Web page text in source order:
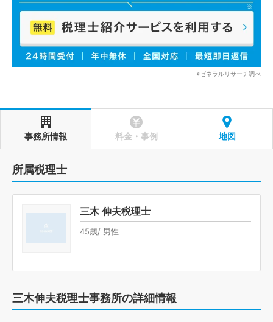
※ゼネラルリサーチ調べ
事務所情報 料金・事例 地図
所属税理士
三木 伸夫税理士
45歳/ 男性
三木伸夫税理士事務所の詳細情報